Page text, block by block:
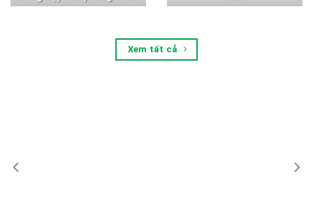
Xem tất cả